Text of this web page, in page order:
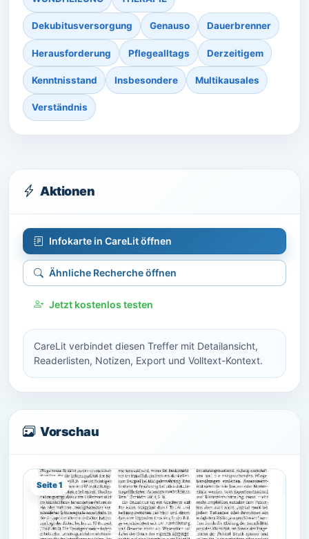
Dekubitusversorgung Genauso Dauerbrenner
Herausforderung Pflegealltags Derzeitigem
Kenntnisstand Insbesondere Multikausales
Verständnis
Aktionen
Infokarte in CareLit öffnen
Ähnliche Recherche öffnen
Jetzt kostenlos testen
CareLit verbindet diesen Treffer mit Detailansicht,
Readerlisten, Notizen, Export und Volltext-Kontext.
Vorschau
Seite 1